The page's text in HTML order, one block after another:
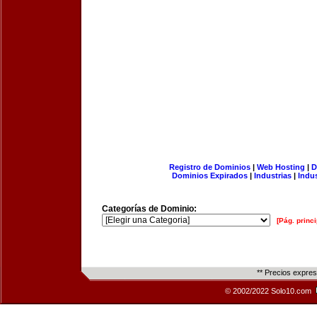
Registro de Dominios| Web Hosting |
Dominios Expirados | Industrias |
Categorías de Dominio:
[Pág.
** Precios
© 2002/2022 Solo10.com